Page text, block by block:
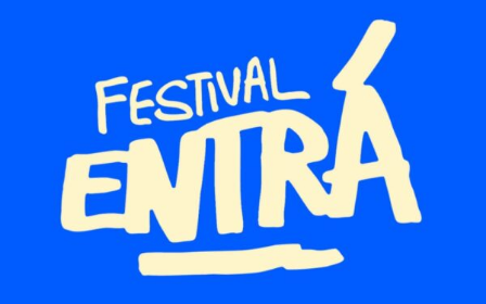
se despliega sobre el
piso para evidenciar que el teatro está en peligro. Sin
Instituto Nacional de Teatro ¡No habrá nada que
premiar!, indica la bandera sostenida por trabajadorxs
de las Artes Escénicas y graduadxs de la UNA que
celebran el arte y señalan el peligro que representa la
puesta en marcha del decreto 345 que desfinancia al
Instituto Nacional del Teatro.